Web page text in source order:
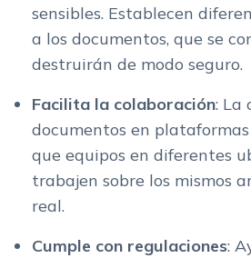
sensibles. Establecen
a los documentos, que se
destruirán de modo seguro.
Facilita la colaboración: La
documentos en
que equipos en diferentes
trabajen sobre los mismos
real.
Cumple con regulaciones: